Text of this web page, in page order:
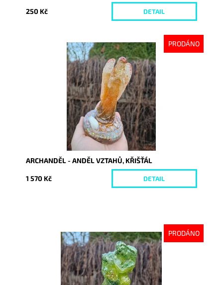
250 Kč DETAIL
PRODÁNO
Vyprodáno
10506
ARCHANDĚL - ANDĚL VZTAHŮ, KŘIŠŤÁL
1 570 Kč DETAIL
PRODÁNO
Dostupnost:
Vyprodáno
10512